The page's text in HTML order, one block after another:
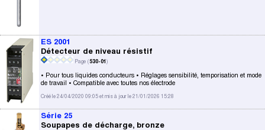
ES 2001
Détecteur de niveau résistif
Page (530-01 )
• Pour tous liquides conducteurs • Réglages sensibilité, temporisation et mode
de travail • Compatible avec toutes nos électrode
Créé le 24/04/2020 09:05 et mis à jour le 21/01/2026 15:28
Série 25
Soupapes de décharge, bronze